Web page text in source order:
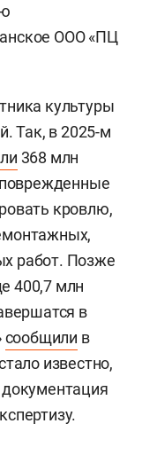
ООО «ПЦ
культуры
Так, в 2025-м
368 млн
поврежденные
кровлю,
работ. Позже
400,7 млн
в
сообщили в
известно,
документация